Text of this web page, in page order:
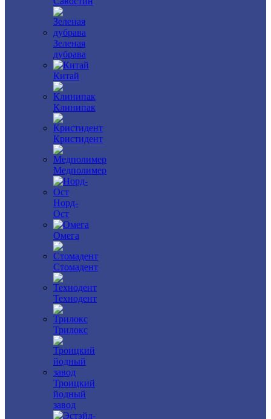
Зеленая
дубрава
Китай
Клинипак
Кристидент
Медполимер
Норд-
Ост
Омега
Стомадент
Технодент
Трилокс
Троицкий
йодный
завод